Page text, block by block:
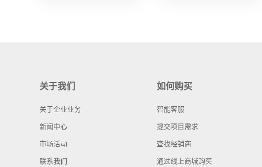
关于我们
关于企业业务
新闻中心
市场活动
联系我们
如何购买
智能客服
提交项目需求
查找经销商
通过线上商城购买